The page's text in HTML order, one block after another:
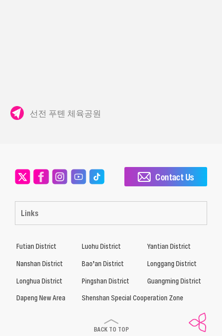
선전 푸톈 체육공원
Links
Contact Us
Futian District Luohu District
Yantian District
Nanshan District
Bao’an District
Longgang District
Longhua District
Pingshan District
Guangming District
Dapeng New Area
Shenshan Special Cooperation Zone
BACK TO TOP